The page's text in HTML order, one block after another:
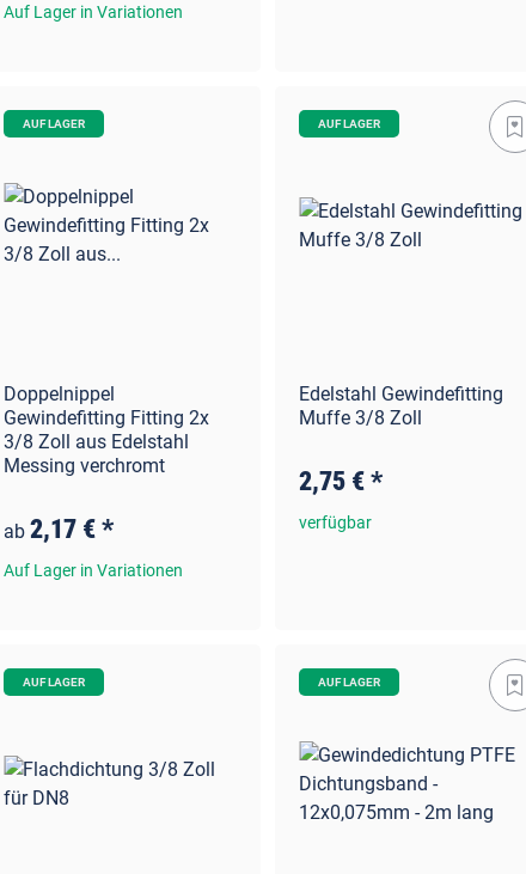
Auf Lager in Variationen
AUF LAGER
Doppelnippel
Gewindefitting Fitting 2x
3/8 Zoll aus Edelstahl
Messing verchromt
ab 2,17 €*
Auf Lager in Variationen
AUF LAGER
Edelstahl Gewindefitting
Muffe 3/8 Zoll
2,75 €*
verfügbar
AUF LAGER AUF LAGER